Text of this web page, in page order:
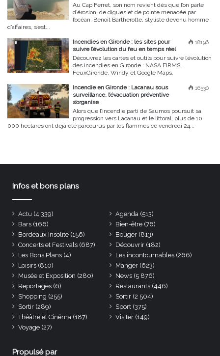
Au Cap Ferret, son nom revient dès que l’on parle
d’érosion, de digues et de pointe menacée par
l’océan. Benoît Bartherotte, styliste devenu homme
d’affaires, s’est...
18196
Incendies en Gironde : les sites pour
suivre l’évolution du feu en temps réel
Découvrez les cartes et outils pour suivre l’évolution
des incendies en Gironde : NASA FIRMS,
FeuxGironde, Windy et Google Maps.
16530
Incendie en Gironde : Lacanau sous
surveillance, l’évacuation préventive
s’organise
Alors que l’incendie parti de Saumos poursuit sa
progression vers Lacanau et le littoral, plus de 10
000 hectares ont déjà été parcourus par les flammes ce vendredi 24...
Infos et bons plans
Actu (4 339) Agenda (513)
Bars (166) Bien-être (76)
Bordeaux Insolite (156) Bouger (813)
Concerts et Festivals (687) Découvrir (182)
Les Bons Plans (4) Les incontournables (266)
Loisirs (810) Manger (623)
Musée et Exposition (280) News (5 876)
Reportages (6) Restaurants (446)
Shopping (255) Sortir (2 504)
Sortir (289) Sport (375)
Théâtre et Cinéma (187) Visiter (149)
Voyage (27)
Propulsé par